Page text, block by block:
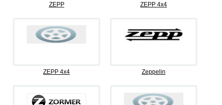
ZEPP ZEPP 4x4
ZEPP 4х4 Zeppelin